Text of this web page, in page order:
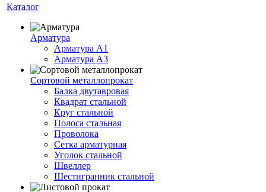
Каталог
Арматура
Арматура A1
Арматура А3
Сортовой металлопрокат
Балка двутавровая
Квадрат стальной
Круг стальной
Полоса стальная
Проволока
Сетка арматурная
Уголок стальной
Швеллер
Шестигранник стальной